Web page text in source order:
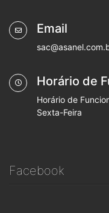
Email
Horário de
Horário de
Sexta-Feira
Facebook